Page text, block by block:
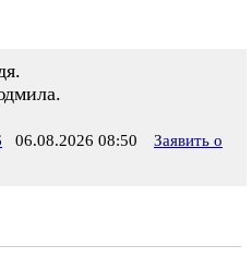
06.08.2026 08:50
Заявить о